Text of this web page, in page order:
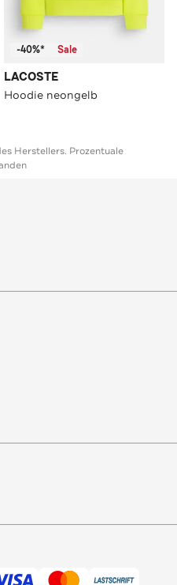
-40%* Sale
LACOSTE
Hoodie neongelb
Herstellers. Prozentuale